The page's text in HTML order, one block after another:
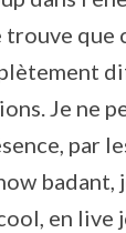
que
Je ne
par
badant,
en